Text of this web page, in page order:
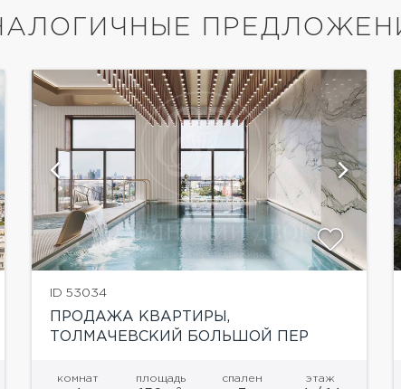
ID 53034
ПРОДАЖА КВАРТИРЫ,
ТОЛМАЧЕВСКИЙ БОЛЬШОЙ ПЕР
комнат площадь спален этаж
показать ещё 14 фотографий